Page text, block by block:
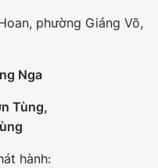
phường Giảng Võ,
Nga
Tùng,
hành: